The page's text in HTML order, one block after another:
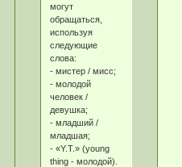
могут
обращаться,
используя
следующие
слова:
- мистер / мисс;
- молодой
человек /
девушка;
- младший /
младшая;
- «Y.T.» (young
thing - молодой).